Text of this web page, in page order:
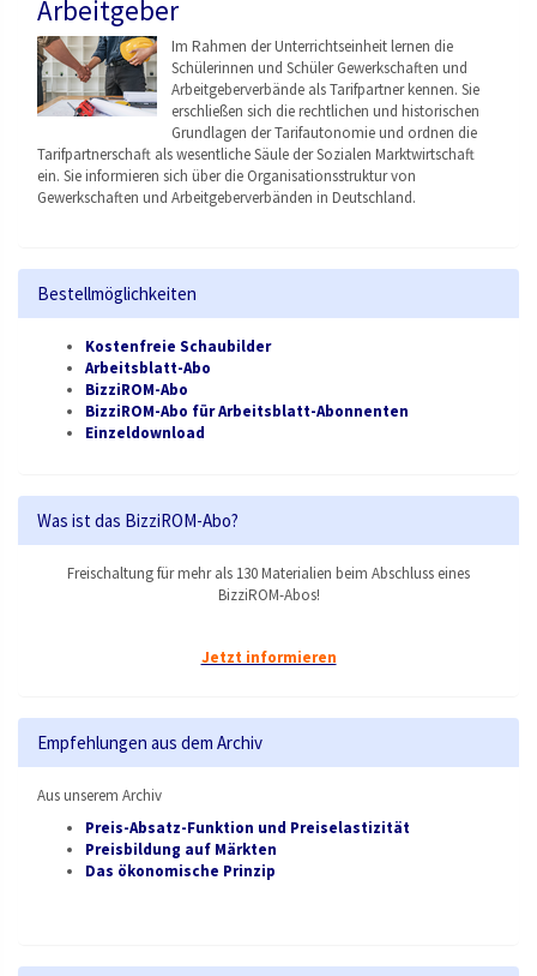
Arbeitgeber
Im Rahmen der Unterrichtseinheit lernen die
Schülerinnen und Schüler Gewerkschaften und
Arbeitgeberverbände als Tarifpartner kennen. Sie
erschließen sich die rechtlichen und historischen
Grundlagen der Tarifautonomie und ordnen die
Tarifpartnerschaft als wesentliche Säule der Sozialen Marktwirtschaft
ein. Sie informieren sich über die Organisationsstruktur von
Gewerkschaften und Arbeitgeberverbänden in Deutschland.
Bestellmöglichkeiten
Kostenfreie Schaubilder
Arbeitsblatt-Abo
BizziROM-Abo
BizziROM-Abo für Arbeitsblatt-Abonnenten
Einzeldownload
Was ist das BizziROM-Abo?
Freischaltung für mehr als 130 Materialien beim Abschluss eines
BizziROM-Abos!
Jetzt informieren
Empfehlungen aus dem Archiv
Aus unserem Archiv
Preis-Absatz-Funktion und Preiselastizität
Preisbildung auf Märkten
Das ökonomische Prinzip